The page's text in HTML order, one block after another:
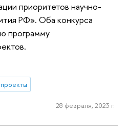
приоритетов научно-
РФ». Оба конкурса
программу
28 февраля, 2023 г.